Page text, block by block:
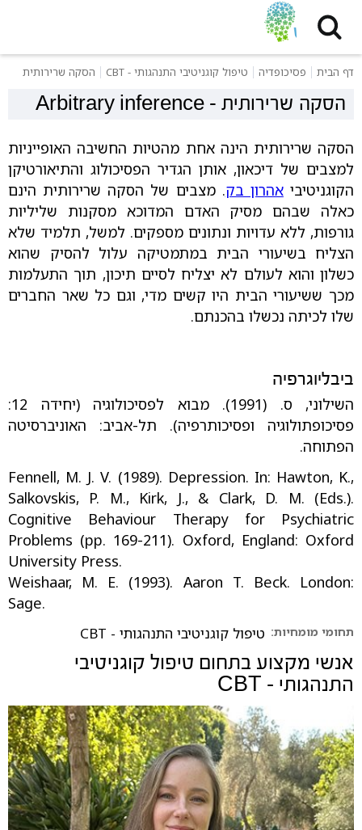
דף הבית פסיכופדיה טיפול קוגניטיבי התנהגותי - CBT הסקה שרירותית
Arbitrary inference - הסקה שרירותית
הסקה שרירותית הינה אחת מהטיות החשיבה האופייניות
למצבים של דיכאון, אותן הגדיר הפסיכולוג והתיאורטיקן
הקוגניטיביאהרון בק. מצבים של הסקה שרירותית הינם
כאלה שבהם מסיק האדם המדוכא מסקנות שליליות
גורפות, ללא עדויות ונתונים מספקים. למשל, תלמיד שלא
הצליח בשיעורי הבית במתמטיקה עלול להסיק שהוא
כשלון והוא לעולם לא יצליח לסיים תיכון, תוך התעלמות
מכך ששיעורי הבית היו קשים מדי, וגם כל שאר החברים
שלו לכיתה נכשלו בהכנתם.
ביבליוגרפיה
השילוני, ס. (1991). מבוא לפסיכולוגיה (יחידה 12:
פסיכופתולוגיה ופסיכותרפיה). תל-אביב: האוניברסיטה
הפתוחה.
Fennell, M. J. V. (1989). Depression. In: Hawton, K.,
Salkovskis, P. M., Kirk, J., & Clark, D. M. (Eds.).
Cognitive Behaviour Therapy for Psychiatric
Problems (pp. 169-211). Oxford, England: Oxford
University Press.
Weishaar, M. E. (1993). Aaron T. Beck. London:
Sage.
תחומי מומחיות: טיפול קוגניטיבי התנהגותי - CBT
אנשי מקצוע בתחום טיפול קוגניטיבי
התנהגותי - CBT